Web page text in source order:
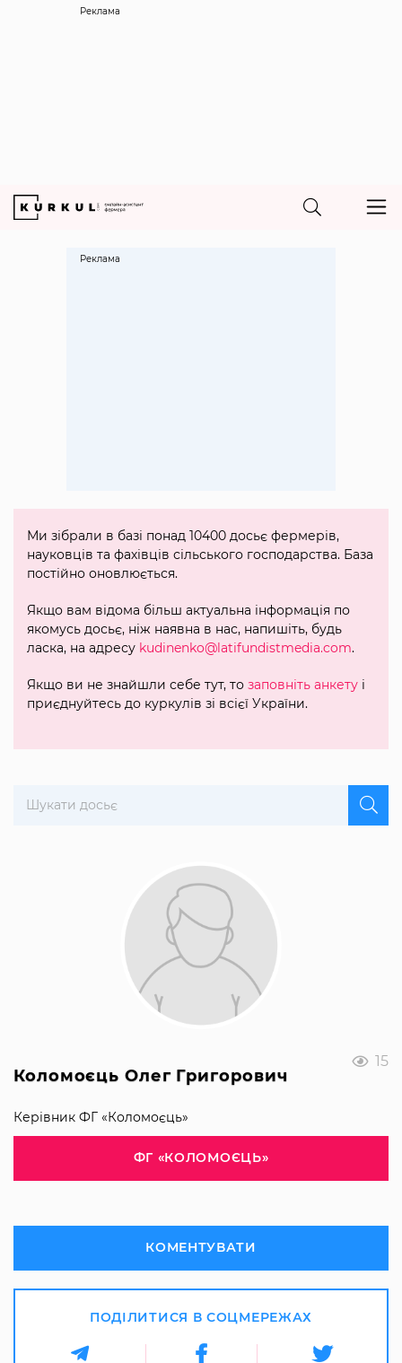
Реклама
15
Коломоєць Олег Григорович
Керівник ФГ «Коломоєць»
ФГ «КОЛОМОЄЦЬ»
КОМЕНТУВАТИ
ПОДІЛИТИСЯ В СОЦМЕРЕЖАХ
Ми зібрали в базі понад 10400 досьє фермерів,
науковців та фахівців сільського господарства. База
постійно оновлюється.
Якщо вам відома більш актуальна інформація по
якомусь досьє, ніж наявна в нас, напишіть, будь
ласка, на адресу kudinenko@latifundistmedia.com.
Якщо ви не знайшли себе тут, то заповніть анкету і
приєднуйтесь до куркулів зі всієї України.
Реклама